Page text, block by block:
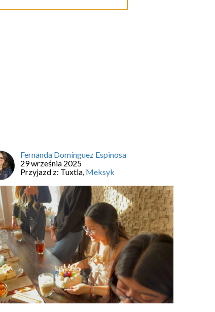
Fernanda Domínguez Espinosa
29 września 2025
Przyjazd z: Tuxtla, Meksyk